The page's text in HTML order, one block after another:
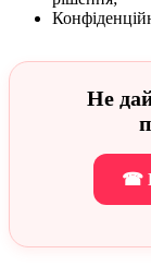
Не
☎